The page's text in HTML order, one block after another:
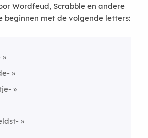
Wordfeud, Scrabble en andere
beginnen met de volgende letters: